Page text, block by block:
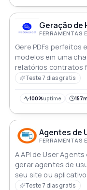
Geração de
FERRAMENTAS
Gere PDFs perfeitos
modelos em uma
relatórios contratos
horasTeste 7 dias gratis
100%uptime
Agentes de
FERRAMENTAS
A API de User
gerar agentes de
seu site ou
cria agentes de
Teste 7 dias gratis